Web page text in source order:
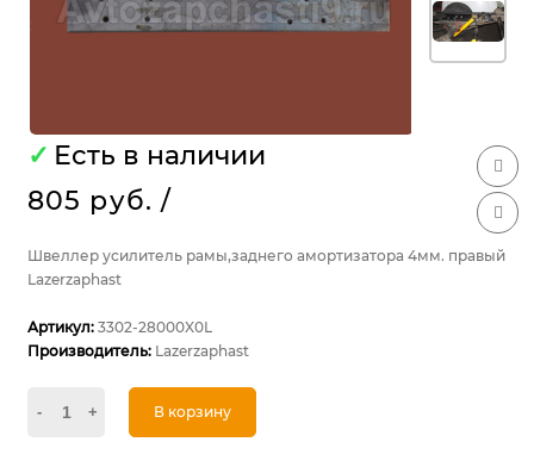
✓ Есть в наличии
805 руб. /
Швеллер усилитель рамы,заднего амортизатора 4мм. правый
Lazerzaphast
Артикул: 3302-28000X0L
Производитель: Lazerzaphast
- + В корзину